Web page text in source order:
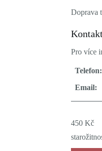
Doprava
Pro více
Telefon:
Email:
450 Kč